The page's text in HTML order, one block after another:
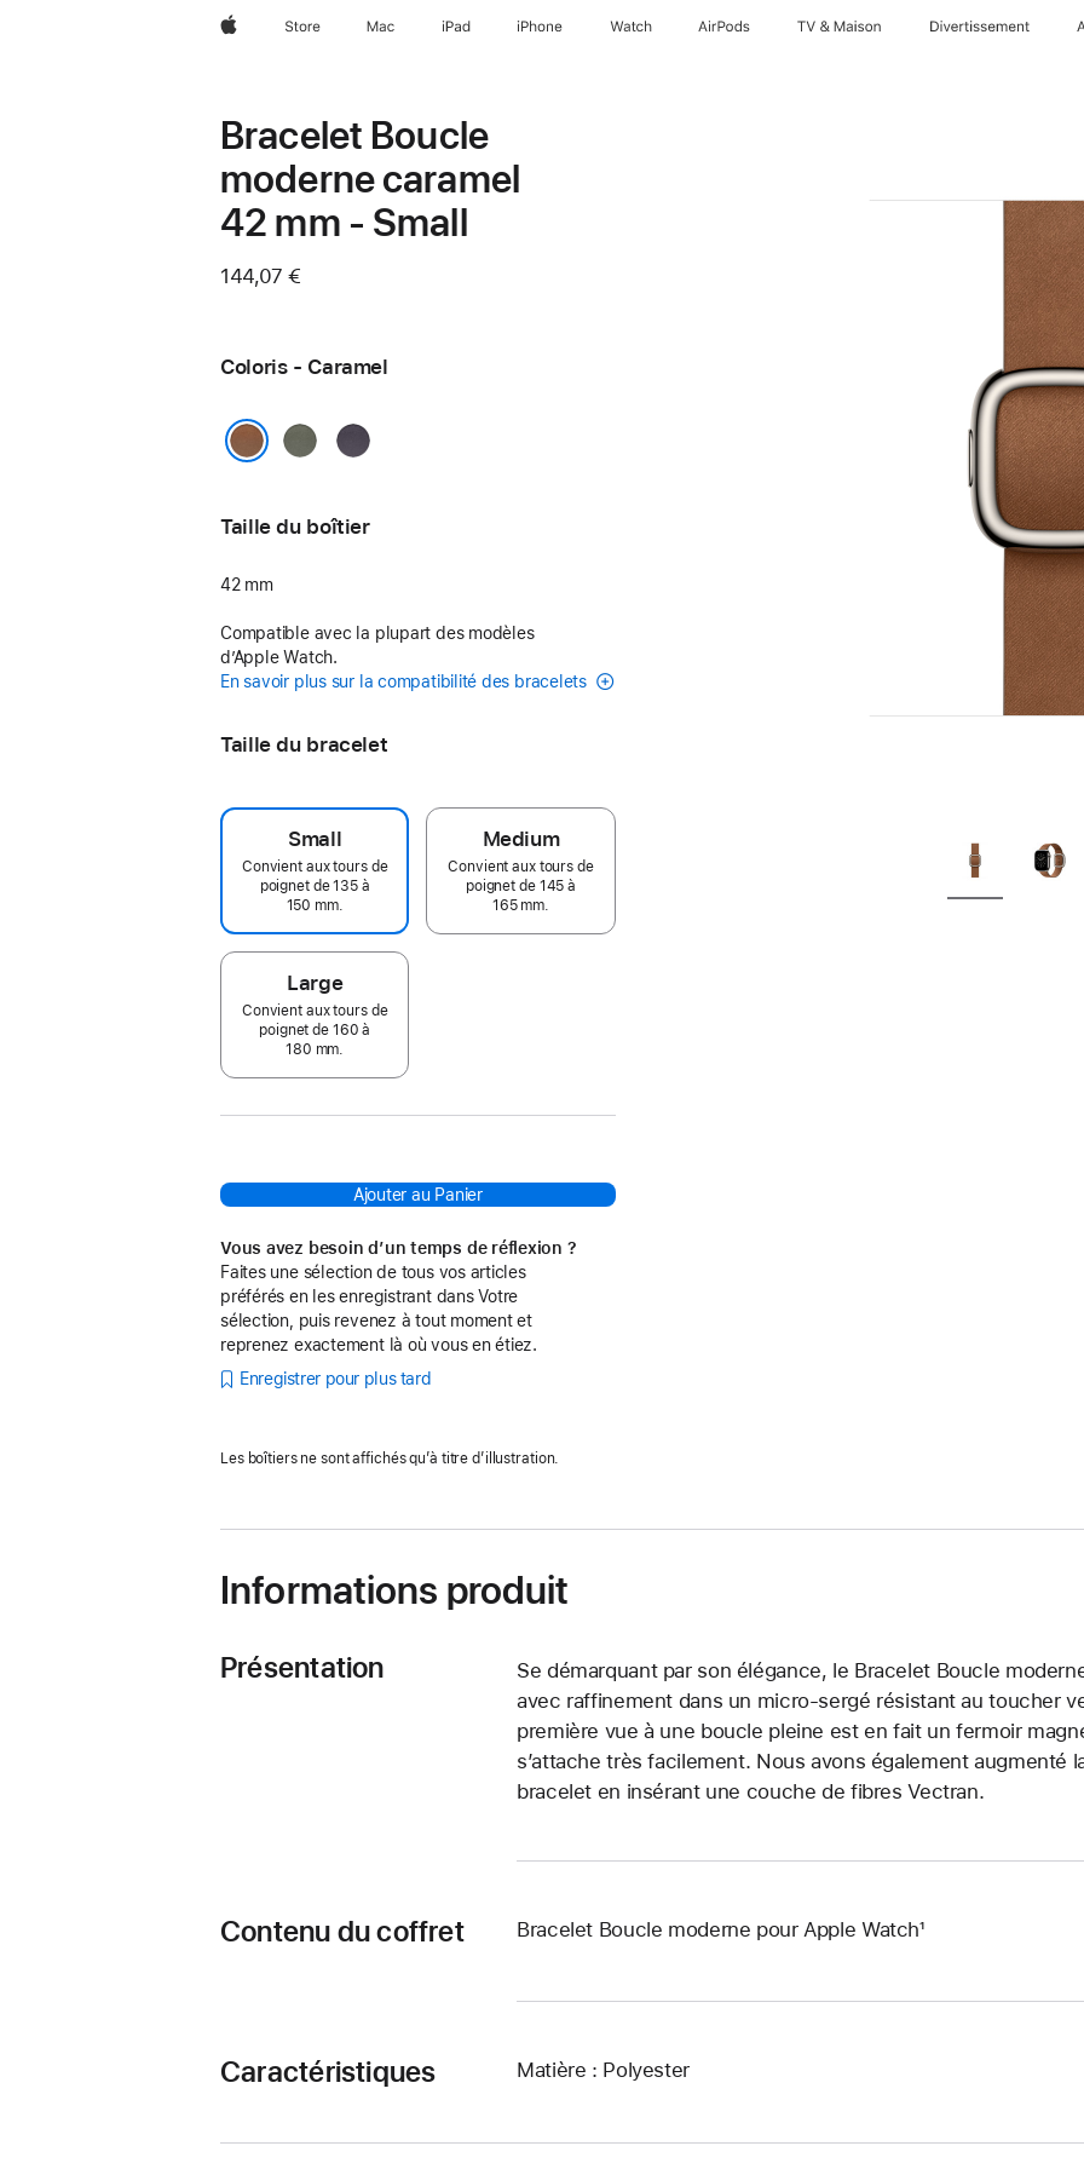
AppleStore Mac iPad iPhone Watch AirPods TV & Maison Divertissements
Bracelet Boucle
moderne caramel
42 mm - Small
144,07 €
Coloris - Caramel
Gris
Violet
Taille du boîtier
42 mm
Compatible avec la plupart des modèles
d’Apple Watch.
En savoir plus sur la compatibilité des bracelets
Taille du bracelet
Small
Convient aux tours de
poignet de 135 à
150 mm.
Medium
Convient aux tours de
poignet de 145 à
165 mm.
Large
Convient aux tours de
poignet de 160 à
180 mm.
Ajouter au Panier
Vous avez besoin d’un temps de réflexion ?
Faites une sélection de tous vos articles
préférés en les enregistrant dans Votre
sélection, puis revenez à tout moment et
reprenez exactement là où vous en étiez.
Enregistrer pour plus tard
Les boîtiers ne sont affichés qu’à titre d’illustration.
Informations produit
Présentation
Se démarquant par son élégance, le Bracelet Boucle
avec raffinement dans un micro-sergé résistant au toucher
première vue à une boucle pleine est en fait un fermoir
s’attache très facilement. Nous avons également augmenté
bracelet en insérant une couche de fibres Vectran.
Contenu du coffret Bracelet Boucle moderne pour Apple Watch¹
Caractéristiques Matière : Polyester